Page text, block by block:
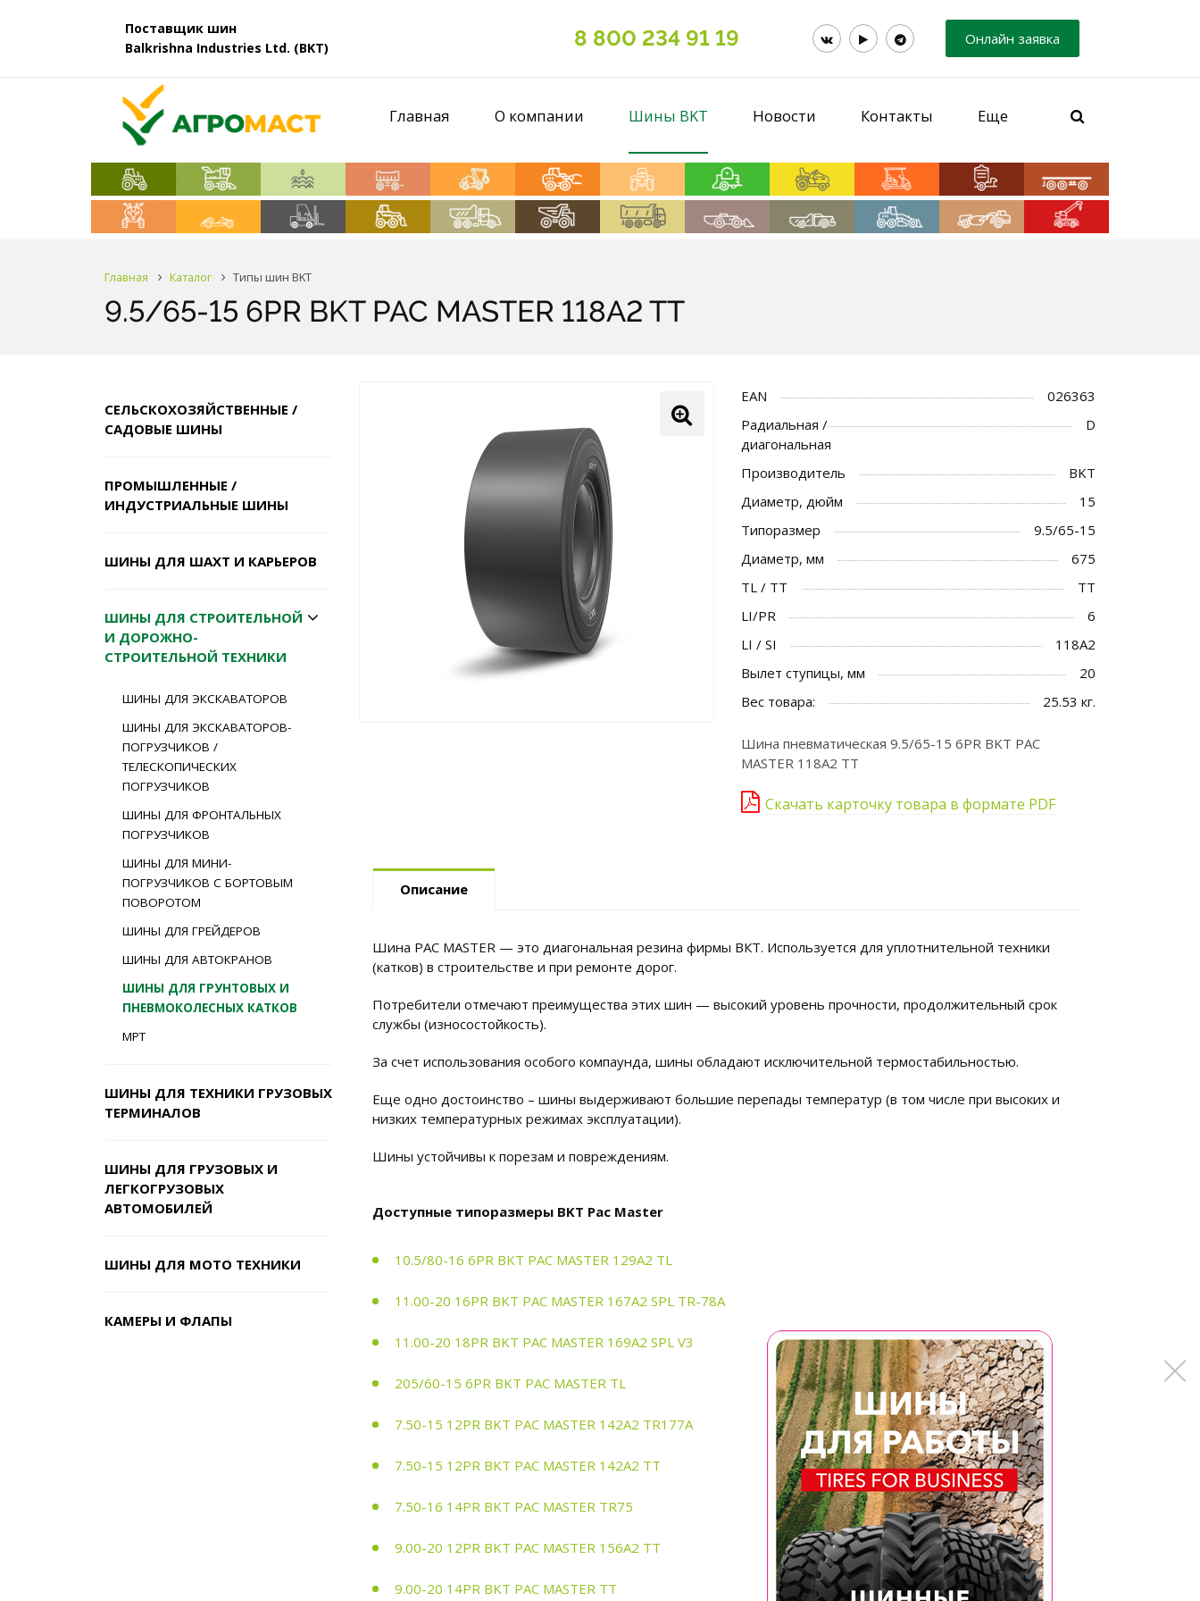
Поставщик шин
Balkrishna Industries Ltd. (BKT)
8 800 234 91 19 Онлайн заявка
Главная О компании Шины BKT Новости Контакты Еще
Главная Каталог Типы шин BKT
9.5/65-15 6PR BKT PAC MASTER 118A2 TT
СЕЛЬСКОХОЗЯЙСТВЕННЫЕ /
САДОВЫЕ ШИНЫ
ПРОМЫШЛЕННЫЕ /
ИНДУСТРИАЛЬНЫЕ ШИНЫ
ШИНЫ ДЛЯ ШАХТ И КАРЬЕРОВ
ШИНЫ ДЛЯ СТРОИТЕЛЬНОЙ
И ДОРОЖНО-
СТРОИТЕЛЬНОЙ ТЕХНИКИ
ШИНЫ ДЛЯ ЭКСКАВАТОРОВ
ШИНЫ ДЛЯ ЭКСКАВАТОРОВ-
ПОГРУЗЧИКОВ /
ТЕЛЕСКОПИЧЕСКИХ
ПОГРУЗЧИКОВ
ШИНЫ ДЛЯ ФРОНТАЛЬНЫХ
ПОГРУЗЧИКОВ
ШИНЫ ДЛЯ МИНИ-
ПОГРУЗЧИКОВ С БОРТОВЫМ
ПОВОРОТОМ
ШИНЫ ДЛЯ ГРЕЙДЕРОВ
ШИНЫ ДЛЯ АВТОКРАНОВ
ШИНЫ ДЛЯ ГРУНТОВЫХ И
ПНЕВМОКОЛЕСНЫХ КАТКОВ
MPT
ШИНЫ ДЛЯ ТЕХНИКИ ГРУЗОВЫХ
ТЕРМИНАЛОВ
ШИНЫ ДЛЯ ГРУЗОВЫХ И
ЛЕГКОГРУЗОВЫХ
АВТОМОБИЛЕЙ
ШИНЫ ДЛЯ МОТО ТЕХНИКИ
КАМЕРЫ И ФЛАПЫ
EAN
026363
Радиальная /
диагональная
D
Производитель
BKT
Диаметр, дюйм
15
Типоразмер
9.5/65-15
Диаметр, мм
675
TL / TT
TT
LI/PR
6
LI / SI
118A2
Вылет ступицы, мм
20
Вес товара:
25.53 кг.
Шина пневматическая 9.5/65-15 6PR BKT PAC
MASTER 118A2 TT
Скачать карточку товара в формате PDF
Описание
Шина PAC MASTER — это диагональная резина фирмы ВКТ. Используется для уплотнительной техники
(катков) в строительстве и при ремонте дорог.
Потребители отмечают преимущества этих шин — высокий уровень прочности, продолжительный срок
службы (износостойкость).
За счет использования особого компаунда, шины обладают исключительной термостабильностью.
Еще одно достоинство – шины выдерживают большие перепады температур (в том числе при высоких и
низких температурных режимах эксплуатации).
Шины устойчивы к порезам и повреждениям.
Доступные типоразмеры BKT Pac Master
10.5/80-16 6PR BKT PAC MASTER 129A2 TL
11.00-20 16PR BKT PAC MASTER 167A2 SPL TR-78A
11.00-20 18PR BKT PAC MASTER 169A2 SPL V3
205/60-15 6PR BKT PAC MASTER TL
7.50-15 12PR BKT PAC MASTER 142A2 TR177A
7.50-15 12PR BKT PAC MASTER 142A2 TT
7.50-16 14PR BKT PAC MASTER TR75
9.00-20 12PR BKT PAC MASTER 156A2 TT
9.00-20 14PR BKT PAC MASTER TT